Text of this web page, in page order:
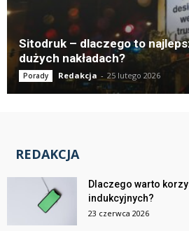
Sitodruk – dlaczego to
dużych nakładach?
Porady Redakcja - 25 lutego 2026
REDAKCJA
Dlaczego warto
indukcyjnych?
23 czerwca 2026